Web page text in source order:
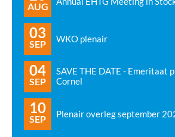
AUG
03
SEP WKO plenair
04
SEP
SAVE THE DATE - Emeritaat
Cornel
10
SEP Plenair overleg september